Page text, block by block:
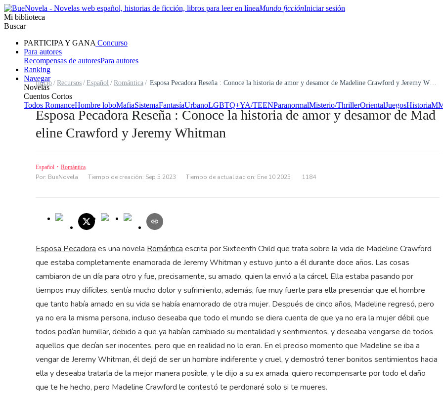
Mundo ficciónIniciar sesión
Mi biblioteca
Buscar
PARTICIPA Y GANA Concurso
Para autores
Recompensas de autoresPara autores
Ranking
Navegar
Novelas
Cuentos Cortos
Todos RomanceHombre loboMafiaSistemaFantasíaUrbanoLGBTQ+YA/TEENParanormalMisterio/ThrillerOrientalJuegosHistoria
Inicio / Recursos / Español / Romántica / Esposa Pecadora Reseña : Conoce la historia de amor y desamor de Madeline Crawford y Jeremy Whitman
Esposa Pecadora Reseña : Conoce la historia de amor y desamor de Mad
eline Crawford y Jeremy Whitman
Español · Romántica
Por: BueNovela Tiempo de creación: Sep 5 2023 Tiempo de actualizacion: Ene 10 2025 1184
Esposa Pecadora es una novela Romántica escrita por Sixteenth Child que trata sobre la vida de Madeline Crawford
que estaba completamente enamorada de Jeremy Whitman y estuvo junto a él durante doce años. Las cosas
cambiaron de un día para otro y fue, precisamente, su amado, quien la envió a la cárcel. Ella estaba pasando por
tiempos muy difíciles, sentía mucho dolor y sufrimiento, además, fue muy fuerte para ella presenciar que el hombre
que tanto había amado en su vida se había enamorado de otra mujer. Después de cinco años, Madeline regresó, pero
ya no era la misma persona, incluso deseaba que todo el mundo se diera cuenta de que ya no era la mujer débil que
todos podían humillar, debido a que ya habían cambiado su mentalidad y sentimientos, y deseaba vengarse de todos
aquellos que decían ser inocentes, pero que en realidad no lo eran. En el preciso momento que Madeline se iba a
vengar de Jeremy Whitman, él dejó de ser un hombre indiferente y cruel, y demostró tener bonitos sentimientos hacia
ella y deseaba tratarla de la mejor manera posible, y le dijo a su ex amada, quiero recompensarte por todo el daño
que te he hecho, pero Madeline Crawford le contestó te perdonaré solo si te mueres.